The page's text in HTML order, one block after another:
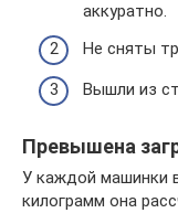
аккуратно.
Не сняты
Вышли из
Превышена
У каждой машинки
килограмм она